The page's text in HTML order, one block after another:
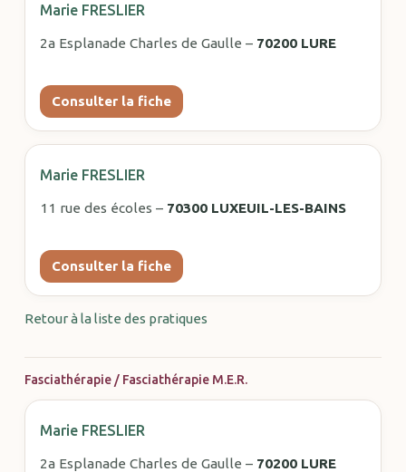
Marie FRESLIER
2a Esplanade Charles de Gaulle – 70200 LURE
Consulter la fiche
Marie FRESLIER
11 rue des écoles – 70300 LUXEUIL-LES-BAINS
Consulter la fiche
Retour à la liste des pratiques
Fasciathérapie / Fasciathérapie M.E.R.
Marie FRESLIER
2a Esplanade Charles de Gaulle – 70200 LURE